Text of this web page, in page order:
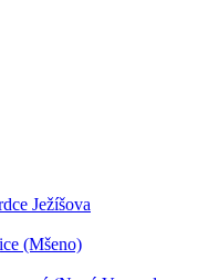
Ježíšova
(Mšeno)